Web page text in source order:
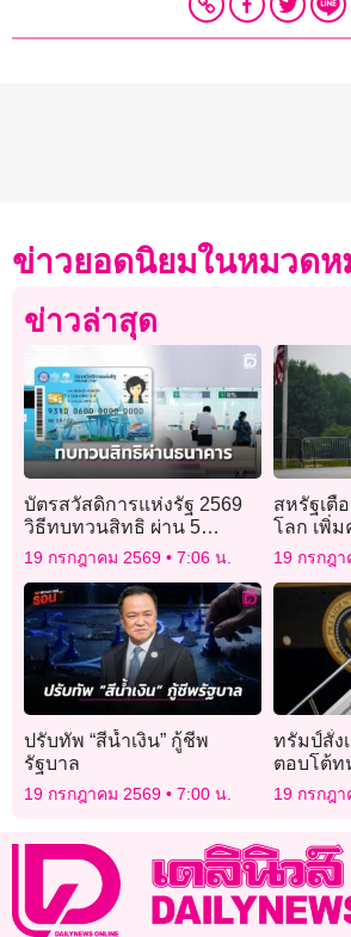
ข่าวยอดนิยมในหมวดห
ข่าวล่าสุด
บัตรสวัสดิการแห่งรัฐ 2569
วิธีทบทวนสิทธิ ผ่าน 5
ธนาคาร
19 กรกฎาคม 2569 7:06 น.
สหรัฐเตื
โลก เพิ่ม
สงคราม
19 กรกฎ
ปรับทัพ “สีน้ำเงิน” กู้ชีพ
รัฐบาล
19 กรกฎาคม 2569 7:00 น.
ทรัมป์สั่ง
ตอบโต้ท
ในจอร์แ
19 กรกฎ